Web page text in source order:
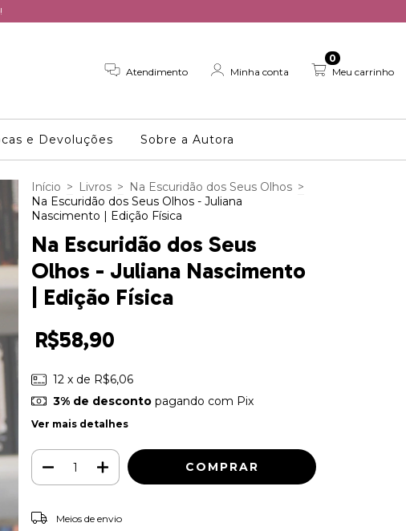
Atendimento Minha conta Meu carrinho
0
e Devoluções Sobre a Autora
Início > Livros > Na Escuridão dos Seus Olhos >
Na Escuridão dos Seus Olhos - Juliana
Nascimento | Edição Física
Na Escuridão dos Seus
Olhos - Juliana Nascimento
| Edição Física
R$58,90
12 x de R$6,06
3% de descontopagando com Pix
Ver mais detalhes
Entregas para o CEP:
Meios de envio